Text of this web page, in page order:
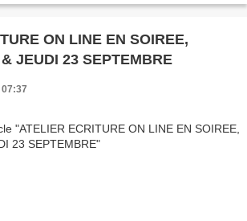
ON LINE EN SOIREE,
JEUDI 23 SEPTEMBRE